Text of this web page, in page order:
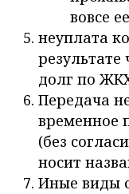
вовсе
неуплата
результате
долг по
Передача
временное
(без
носит
Иные виды